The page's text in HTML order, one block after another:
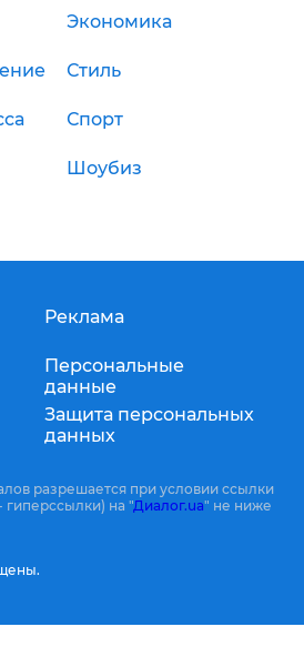
Экономика
Стиль
Спорт
Шоубиз
Реклама
Персональные
данные
Защита персональных
данных
разрешается при условии ссылки
гиперссылки) на "Диалог.ua" не ниже